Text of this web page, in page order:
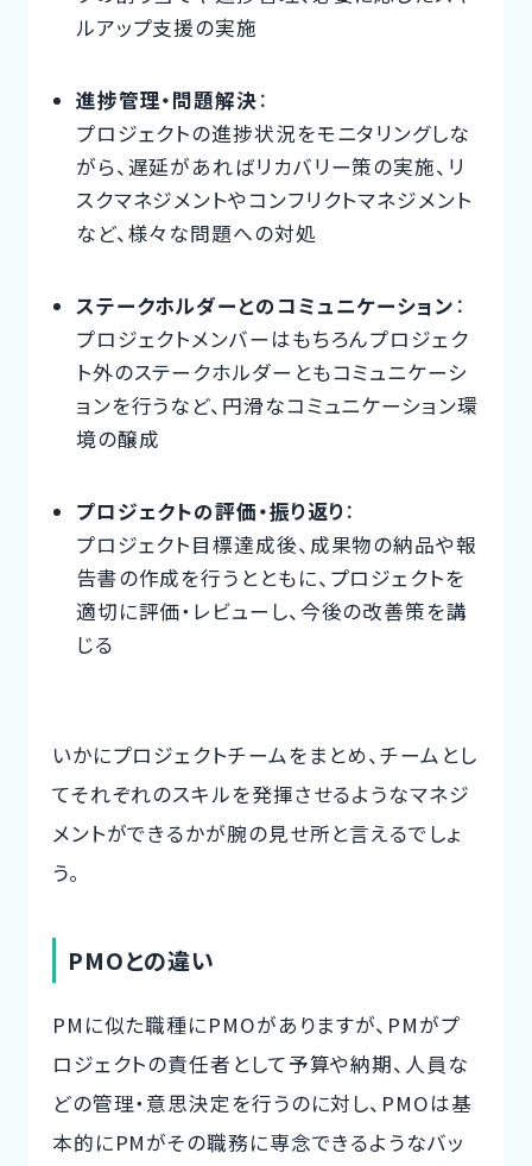
ルアップ支援の実施
進捗管理・問題解決：
プロジェクトの進捗状況をモニタリングしな
がら、遅延があればリカバリー策の実施、リ
スクマネジメントやコンフリクトマネジメント
など、様々な問題への対処
ステークホルダーとのコミュニケーション ：
プロジェクトメンバーはもちろんプロジェク
ト外のステークホルダーともコミュニケーシ
ョンを行うなど、円滑なコミュニケーション環
境の醸成
プロジェクトの評価・振り返り：
プロジェクト目標達成後、成果物の納品や報
告書の作成を行うとともに、プロジェクトを
適切に評価・レビューし、今後の改善策を講
じる
いかにプロジェクトチームをまとめ、チームとし
てそれぞれのスキルを発揮させるようなマネジ
メントができるかが腕の見せ所と言えるでしょ
う。
PMOとの違い
PMに似た職種にPMOがありますが、PMがプ
ロジェクトの責任者として予算や納期、人員な
どの管理・意思決定を行うのに対し、PMOは基
本的にPMがその職務に専念できるようなバッ